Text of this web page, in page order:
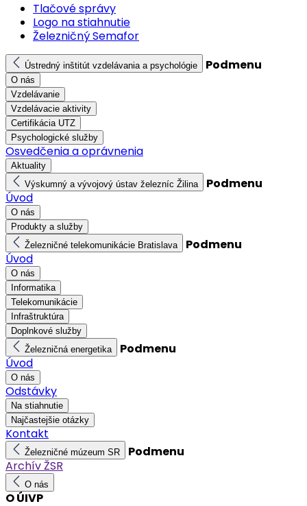
Tlačové správy
Logo na stiahnutie
Železničný Semafor
Ústredný inštitút vzdelávania a psychológie Podmenu
O nás
Vzdelávanie
Vzdelávacie aktivity
Certifikácia UTZ
Psychologické služby
Osvedčenia a oprávnenia
Aktuality
Výskumný a vývojový ústav železníc Žilina
Podmenu
Úvod
O nás
Produkty a služby
Železničné telekomunikácie Bratislava
Podmenu
Úvod
O nás
Informatika
Telekomunikácie
Infraštruktúra
Doplnkové služby
Železničná energetika
Podmenu
Úvod
O nás
Odstávky
Na stiahnutie
Najčastejšie otázky
Kontakt
Železničné múzeum SR
Podmenu
Archív ŽSR
O nás
O ÚIVP